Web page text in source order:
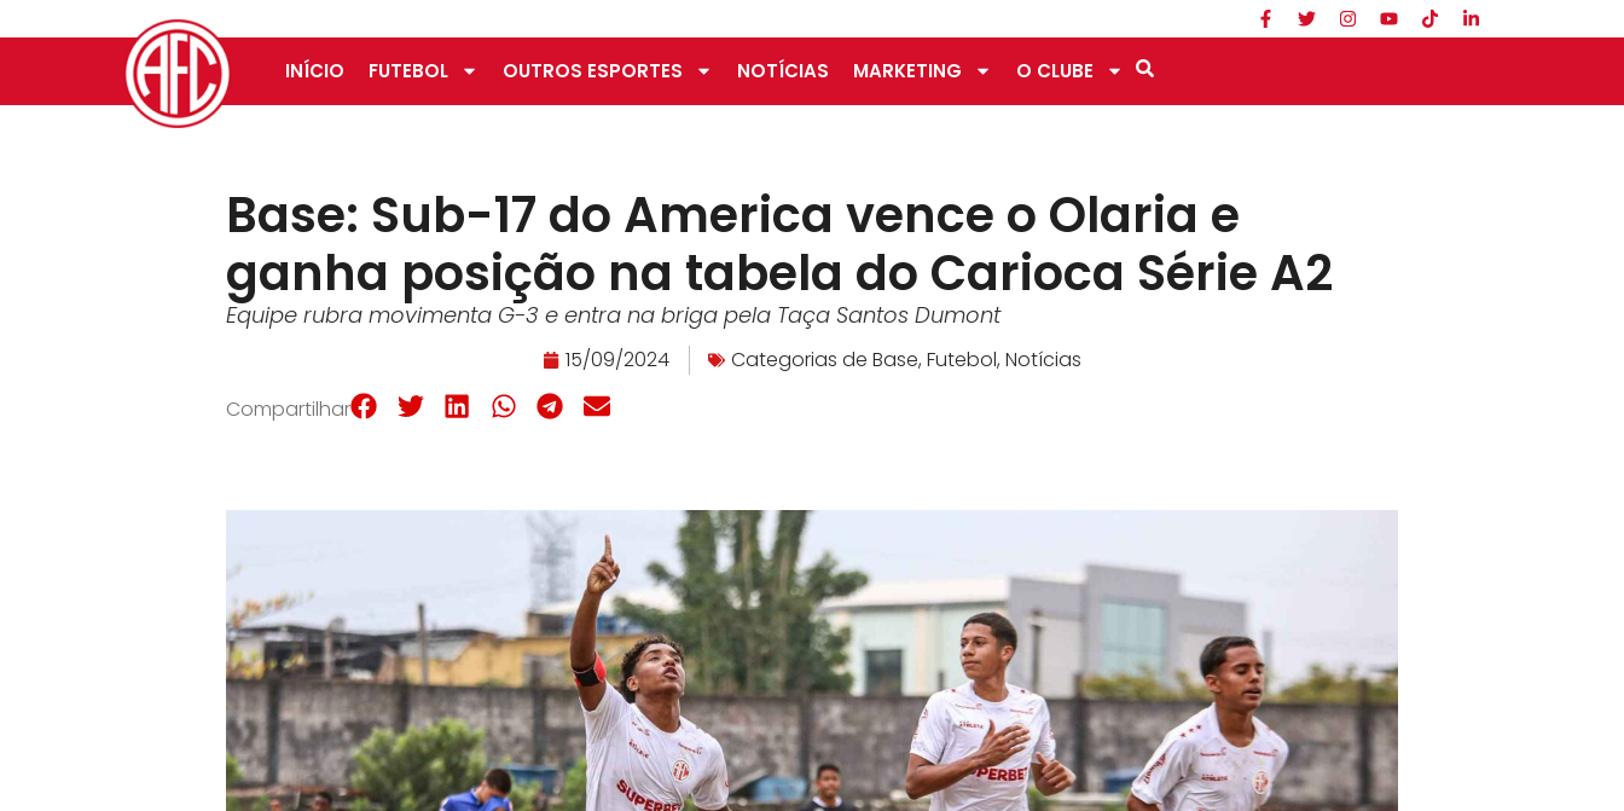
INÍCIO FUTEBOL OUTROS ESPORTES NOTÍCIAS MARKETING O CLUBE
Base: Sub-17 do America vence o Olaria e
ganha posição na tabela do Carioca Série A2
Equipe rubra movimenta G-3 e entra na briga pela Taça Santos Dumont
15/09/2024 Categorias de Base, Futebol, Notícias
Compartilhar